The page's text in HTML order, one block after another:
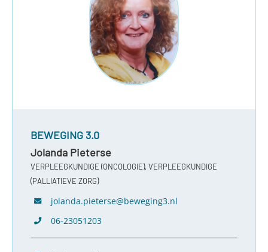
BEWEGING 3.0
Jolanda Pieterse
VERPLEEGKUNDIGE (ONCOLOGIE), VERPLEEGKUNDIGE
(PALLIATIEVE ZORG)
jolanda.pieterse@beweging3.nl
06-23051203